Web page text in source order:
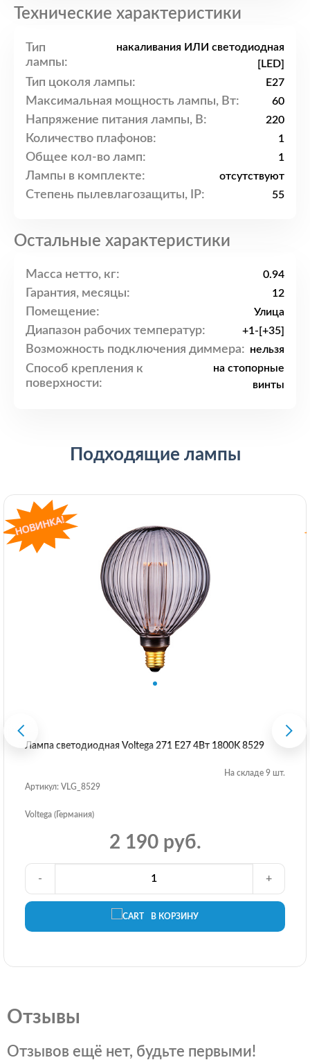
Технические характеристики
Тип
лампы:
накаливания ИЛИ светодиодная
[LED]
Тип цоколя лампы: E27
Максимальная мощность лампы, Вт: 60
Напряжение питания лампы, В: 220
Количество плафонов: 1
Общее кол-во ламп: 1
Лампы в комплекте: отсутствуют
Степень пылевлагозащиты, IP: 55
Остальные характеристики
Масса нетто, кг: 0.94
Гарантия, месяцы: 12
Помещение: Улица
Диапазон рабочих температур: +1-[+35]
Возможность подключения диммера: нельзя
Способ крепления к
поверхности:
на стопорные
винты
Подходящие лампы
Лампа светодиодная Voltega 271 E27 4Вт 1800K 8529
На складе 9 шт.
Артикул: VLG_8529
Voltega (Германия)
2 190 руб.
В КОРЗИНУ
- +
Отзывы
Отзывов ещё нет, будьте первыми!